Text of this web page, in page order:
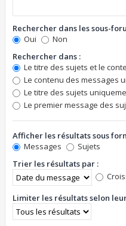
Rechercher dans les sous-
Oui
Non
Rechercher dans :
Le titre des sujets et le
Le contenu des messages
Le titre des sujets
Le premier message des
Afficher les résultats sous
Messages
Sujets
Trier les résultats par :
Limiter les résultats selon